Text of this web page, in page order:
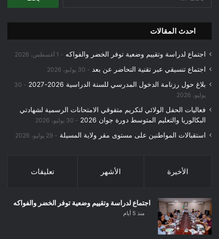
احدث المقالات
اجتماع لدراسة وتقييم وضعية توفر الخضر والفواكه 1 أغسطس، 2026
اجتماع تنسيقي عبر تقنية التحاضر عن بعد 30 يوليو، 2026
بلاغ حول رزنامة الدخول المدرسي للسنة الدراسية 2026-2027
30
يوليو، 2026
فعاليات الحفل الولائي لتكريم متفوقي الامتحانات الرسمية لشهادتي
البكالوريا والتعليم المتوسط دورة جوان 2026
30 يوليو، 2026
استقبالات المواطنين على مستوى مقر ولاية المسيلة 29 يوليو، 2026
الأخيرة الأشهر تعليقات
اجتماع لدراسة وتقييم وضعية توفر الخضر والفواكه
منذ 5 أيام